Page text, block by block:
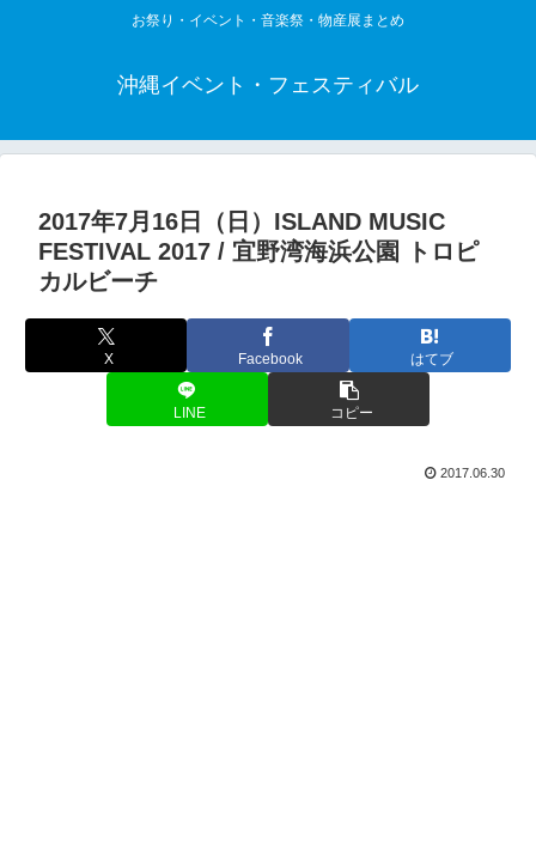
お祭り・イベント・音楽祭・物産展まとめ
沖縄イベント・フェスティバル
2017年7月16日（日）ISLAND MUSIC
FESTIVAL 2017 / 宜野湾海浜公園 トロピ
カルビーチ
X Facebook はてブ
LINE コピー
2017.06.30